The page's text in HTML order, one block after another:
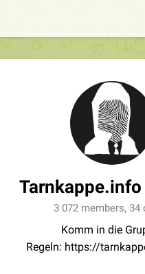
Tarnkappe.info
3 072 members, 34
Komm in die
Regeln: https://